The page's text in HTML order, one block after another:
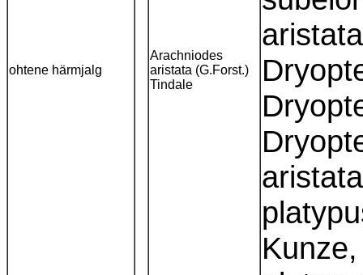
ohtene härmjalg
Arachniodes
aristata (G.Forst.)
Tindale